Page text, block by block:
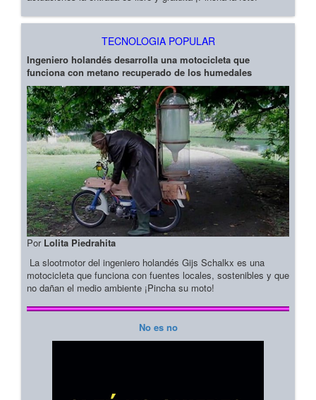
TECNOLOGIA POPULAR
Ingeniero holandés desarrolla una motocicleta que
funciona con metano recuperado de los humedales
Por Lolita Piedrahita
La slootmotor del ingeniero holandés Gijs Schalkx es una
motocicleta que funciona con fuentes locales, sostenibles y que
no dañan el medio ambiente ¡Pincha su moto!
No es no